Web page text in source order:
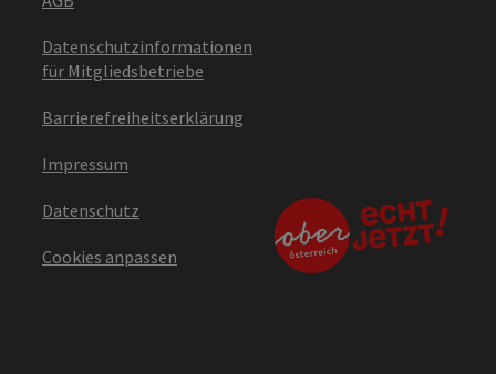
Datenschutzinformationen
für Mitgliedsbetriebe
Barrierefreiheitserklärung
Impressum
Datenschutz
Cookies anpassen